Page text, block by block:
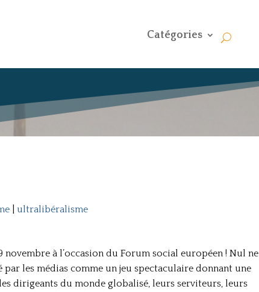
Catégories
| ultralibéralisme
à l’occasion du Forum social européen ! Nul ne
les médias comme un jeu spectaculaire donnant une
dirigeants du monde globalisé, leurs serviteurs, leurs